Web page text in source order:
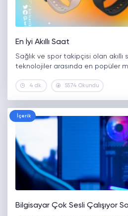
En İyi Akıllı Saat
Sağlık ve spor takipçisi olan akıllı
teknolojiler arasında en popüler
4 dk. 5574 Okundu
İçerik
Bilgisayar Çok Sesli Çalışıyor